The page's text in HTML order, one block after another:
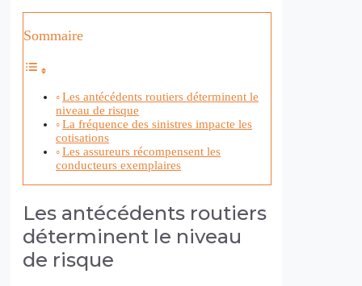
Sommaire
Les antécédents routiers déterminent le
niveau de risque
La fréquence des sinistres impacte les
cotisations
Les assureurs récompensent les
conducteurs exemplaires
Les antécédents routiers
déterminent le niveau
de risque